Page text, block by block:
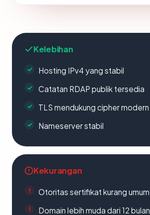
Kelebihan
Hosting IPv4 yang stabil
Catatan RDAP publik tersedia
TLS mendukung cipher modern
Nameserver stabil
Kekurangan
Otoritas sertifikat kurang umum
Domain lebih muda dari 12 bulan